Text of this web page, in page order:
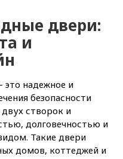
двери:
и
это надежное и
безопасности
створок и
долговечностью и
Такие двери
домов, коттеджей и